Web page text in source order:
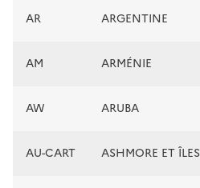
AR ARGENTINE
AM ARMÉNIE
AW ARUBA
AU-CART ASHMORE ET